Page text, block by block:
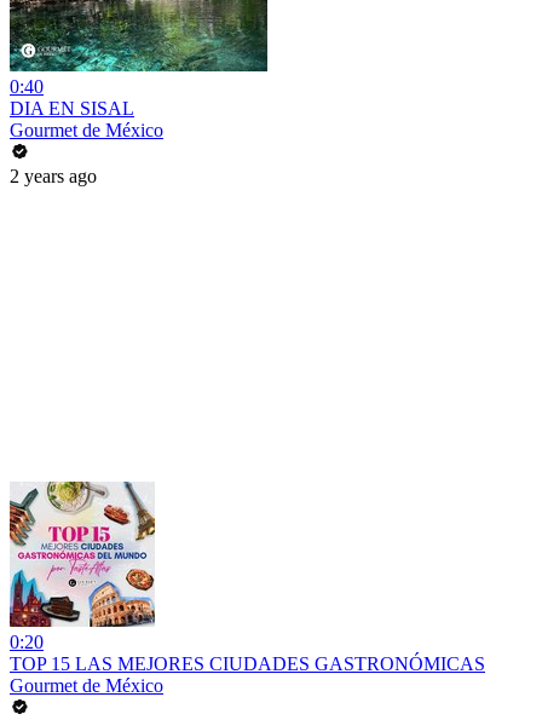
0:40
DIA EN SISAL
Gourmet de México
2 years ago
0:20
TOP 15 LAS MEJORES CIUDADES GASTRONÓMICAS
Gourmet de México